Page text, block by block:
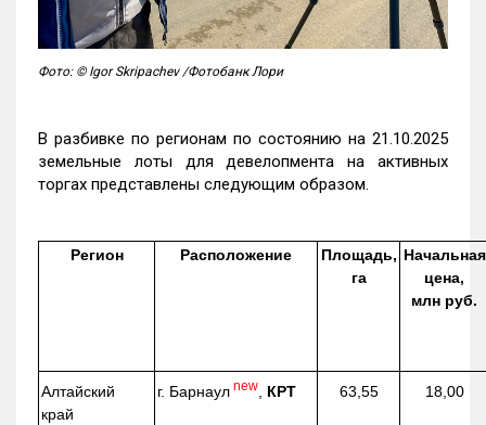
Фото: © Igor Skripachev /Фотобанк Лори
В разбивке по регионам по состоянию на 21.10.2025
земельные лоты для девелопмента на активных
торгах представлены следующим образом.
Регион Расположение
Площадь,
га
Начальная
цена,
млн руб.
Алтайский
край
г. Барнаул new КРТ 63,55 18,00